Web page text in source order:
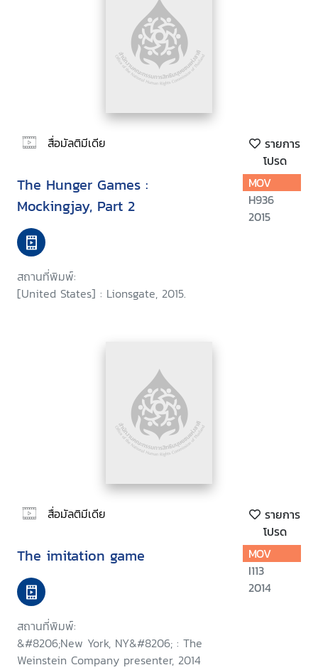
สื่อมัลติมีเดีย
รายการ
โปรด
The Hunger Games :
Mockingjay, Part 2
สถานที่พิมพ์:
[United States] : Lionsgate, 2015.
MOV
H936
2015
สื่อมัลติมีเดีย
รายการ
โปรด
The imitation game
สถานที่พิมพ์:
&#8206;New York, NY&#8206; : The
Weinstein Company presenter, 2014
MOV
I113
2014